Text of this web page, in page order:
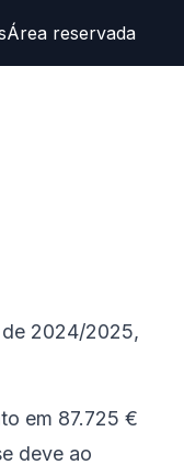
Área reservada
de 2024/2025,
em 87.725 €
deve ao